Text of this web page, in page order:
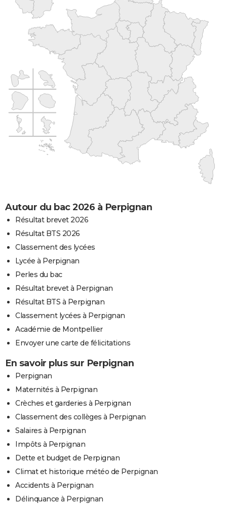
Autour du bac 2026 à Perpignan
Résultat brevet 2026
Résultat BTS 2026
Classement des lycées
Lycée à Perpignan
Perles du bac
Résultat brevet à Perpignan
Résultat BTS à Perpignan
Classement lycées à Perpignan
Académie de Montpellier
Envoyer une carte de félicitations
En savoir plus sur Perpignan
Perpignan
Maternités à Perpignan
Crèches et garderies à Perpignan
Classement des collèges à Perpignan
Salaires à Perpignan
Impôts à Perpignan
Dette et budget de Perpignan
Climat et historique météo de Perpignan
Accidents à Perpignan
Délinquance à Perpignan